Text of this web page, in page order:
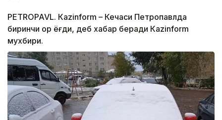
PETROPAVL. Кazinform – Кечаси Петропавлда
биринчи қор ёғди, деб хабар беради Кazinform
мухбири.